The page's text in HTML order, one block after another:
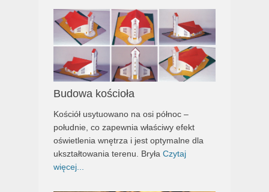
Budowa kościoła
Kościół usytuowano na osi północ –
południe, co zapewnia właściwy efekt
oświetlenia wnętrza i jest optymalne dla
ukształtowania terenu. Bryła Czytaj
więcej...